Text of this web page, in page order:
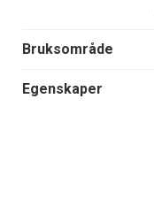
Bruksområde
Egenskaper